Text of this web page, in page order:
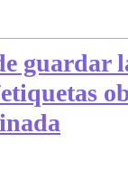
guardar